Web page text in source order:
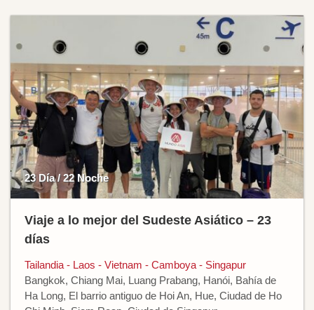
23 Día / 22 Noche
Viaje a lo mejor del Sudeste Asiático – 23
días
Tailandia - Laos - Vietnam - Camboya - Singapur
Bangkok, Chiang Mai, Luang Prabang, Hanói, Bahía de
Ha Long, El barrio antiguo de Hoi An, Hue, Ciudad de Ho